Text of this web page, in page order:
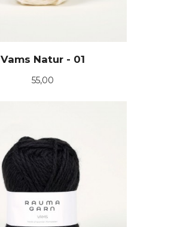
Vams Natur - 01
Pris
55,00